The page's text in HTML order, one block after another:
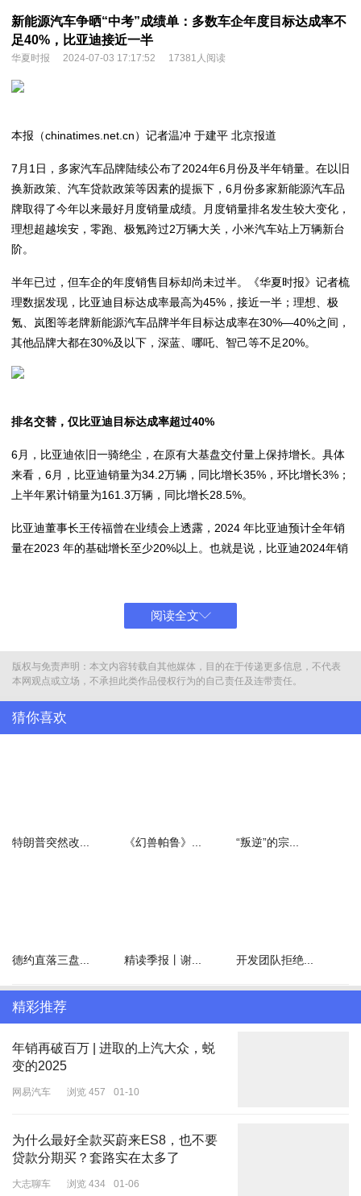
新能源汽车争晒“中考”成绩单：多数车企年度目标达成率不
足40%，比亚迪接近一半
华夏时报 2024-07-03 17:17:52 17381人阅读
本报（chinatimes.net.cn）记者温冲 于建平 北京报道
7月1日，多家汽车品牌陆续公布了2024年6月份及半年销量。在以旧
换新政策、汽车贷款政策等因素的提振下，6月份多家新能源汽车品
牌取得了今年以来最好月度销量成绩。月度销量排名发生较大变化，
理想超越埃安，零跑、极氪跨过2万辆大关，小米汽车站上万辆新台
阶。
半年已过，但车企的年度销售目标却尚未过半。《华夏时报》记者梳
理数据发现，比亚迪目标达成率最高为45%，接近一半；理想、极
氪、岚图等老牌新能源汽车品牌半年目标达成率在30%—40%之间，
其他品牌大都在30%及以下，深蓝、哪吒、智己等不足20%。
排名交替，仅比亚迪目标达成率超过40%
6月，比亚迪依旧一骑绝尘，在原有大基盘交付量上保持增长。具体
来看，6月，比亚迪销量为34.2万辆，同比增长35%，环比增长3%；
上半年累计销量为161.3万辆，同比增长28.5%。
比亚迪董事长王传福曾在业绩会上透露，2024 年比亚迪预计全年销
量在2023 年的基础增长至少20%以上。也就是说，比亚迪2024年销
与此同时，比亚迪的全球化进程也在持续推进，6月乘用车出口
家和地区，并在巴西、匈牙利、泰国等地区投建产能。此前多家机构
曾预测，比亚迪今年海外销量有望超过40万辆。
排在比亚迪之后的新能源汽车品牌，不再是埃安，而是理想汽车。
年初时，理想汽车曾公布全年将挑战80万辆的交付目标，但随着市
智行全系累计交付19.4万辆。华为常务董事、终端BG董事长、智能
格不如卷价值”。
被超越的埃安，不仅排名下降，同时还是在统计车企中唯一出现月度
销量同比、环比双下滑的企业。6月，埃安全球销量为35027辆，同
比下滑22.2%、环比下滑12.6%。实际上，从今年2月份开始，广汽
销量受挫的埃安，正在谋求海外增量。据官方透露，埃安首个海外工
厂——泰国智能生态工厂即将竣工投产，第二代AION V霸王龙也即
阅读全文
版权与免责声明：本文内容转载自其他媒体，目的在于传递更多信息，不代表
本网观点或立场，不承担此类作品侵权行为的自己责任及连带责任。
猜你喜欢
特朗普突然改... 《幻兽帕鲁》... “叛逆”的宗...
德约直落三盘... 精读季报丨谢... 开发团队拒绝...
精彩推荐
年销再破百万 | 进取的上汽大众，蜕
变的2025
网易汽车 浏览 457 01-10
为什么最好全款买蔚来ES8，也不要
贷款分期买？套路实在太多了
大志聊车 浏览 434 01-06